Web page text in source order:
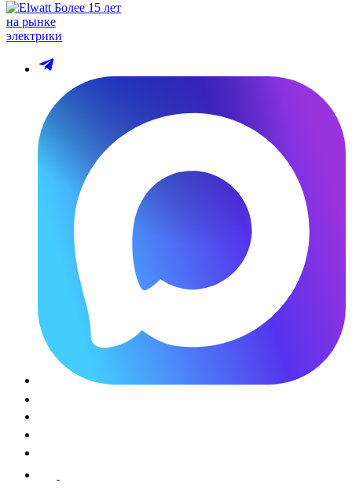
Более 15 лет
на рынке
электрики